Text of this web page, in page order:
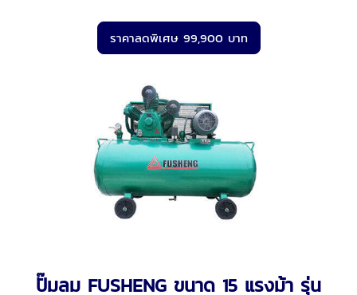
ราคาลดพิเศษ 99,900 บาท
ปั๊มลม FUSHENG ขนาด 15 แรงม้า รุ่น